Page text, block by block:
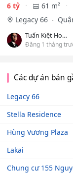
6 tỷ
61 m²
Legacy 66
Tuấn Kiệt Homes
Đăng 1 tháng
Các dự án bán
Legacy 66
Stella Residence
Hùng Vương Plaza
Lakai
Chung cư 155